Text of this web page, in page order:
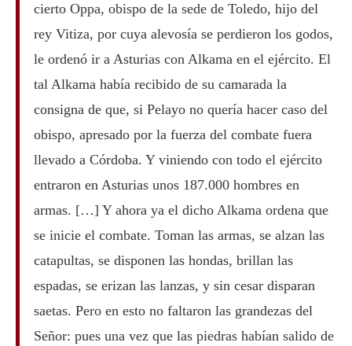
cierto Oppa, obispo de la sede de Toledo, hijo del
rey Vitiza, por cuya alevosía se perdieron los godos,
le ordenó ir a Asturias con Alkama en el ejército. El
tal Alkama había recibido de su camarada la
consigna de que, si Pelayo no quería hacer caso del
obispo, apresado por la fuerza del combate fuera
llevado a Córdoba. Y viniendo con todo el ejército
entraron en Asturias unos 187.000 hombres en
armas. […] Y ahora ya el dicho Alkama ordena que
se inicie el combate. Toman las armas, se alzan las
catapultas, se disponen las hondas, brillan las
espadas, se erizan las lanzas, y sin cesar disparan
saetas. Pero en esto no faltaron las grandezas del
Señor: pues una vez que las piedras habían salido de